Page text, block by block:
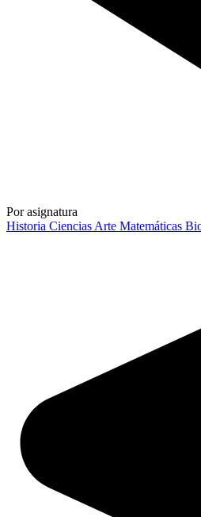
Por asignatura
Historia Ciencias Arte Matemáticas